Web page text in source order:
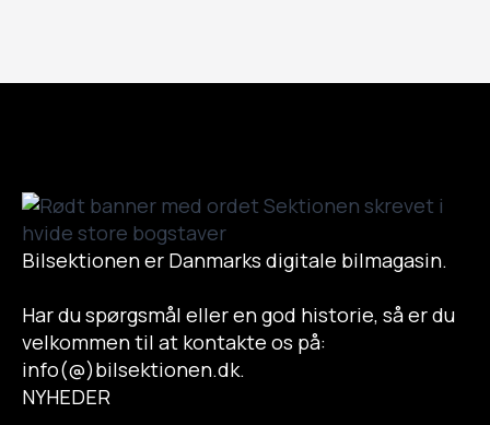
Bilsektionen er Danmarks digitale bilmagasin.
Har du spørgsmål eller en god historie, så er du
velkommen til at kontakte os på:
info(@)bilsektionen.dk.
NYHEDER